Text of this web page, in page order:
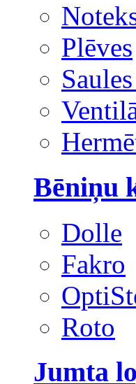
Plēves
Bēniņu
Dolle
Fakro
Roto
Jumta